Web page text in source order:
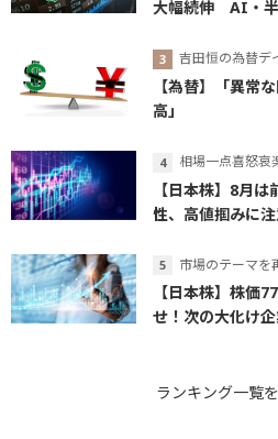
大幅続伸 AI・
吉田恒の為替デ
【為替】「異常
高」
相場一点喜怒哀
【日本株】8月
性、高値掴みに
市場のテーマを再訪
【日本株】株価
せ！次の大化け
ランキング一覧